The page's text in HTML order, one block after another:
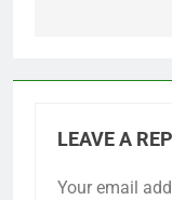
LEAVE A
Your email